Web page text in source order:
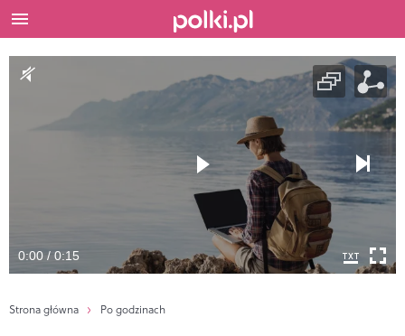
0:00 / 0:15
Strona główna Po godzinach